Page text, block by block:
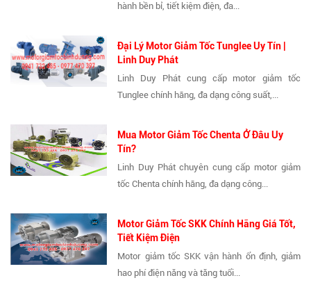
hành bền bỉ, tiết kiệm điện, đa...
Đại Lý Motor Giảm Tốc Tunglee Uy Tín |
Linh Duy Phát
Linh Duy Phát cung cấp motor giảm tốc
Tunglee chính hãng, đa dạng công suất,...
Mua Motor Giảm Tốc Chenta Ở Đâu Uy
Tín?
Linh Duy Phát chuyên cung cấp motor giảm
tốc Chenta chính hãng, đa dạng công...
Motor Giảm Tốc SKK Chính Hãng Giá Tốt,
Tiết Kiệm Điện
Motor giảm tốc SKK vận hành ổn định, giảm
hao phí điện năng và tăng tuổi...